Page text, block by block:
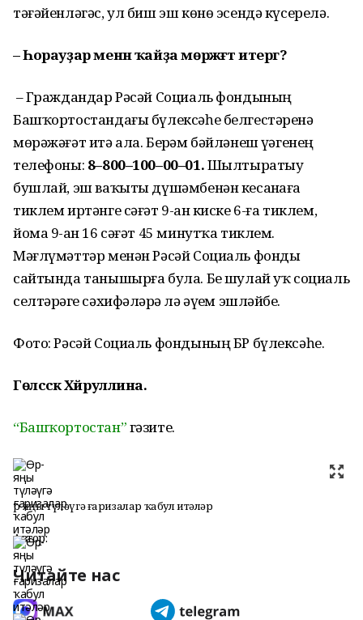
тәғәйенләгәс, ул биш эш көнө эсендә күсерелә.
– Һорауҙар менән ҡайҙа мөрәжәғәт итергә?
– Граждандар Рәсәй Социаль фондының
Башҡортостандағы бүлексәһе белгестәренә
мөрәжәғәт итә ала. Берҙәм бәйләнеш үҙәгенең
телефоны: 8–800–100–00–01.Шылтыратыу
бушлай, эш ваҡыты дүшәмбенән кесаҙнаға
тиклем иртәнге сәғәт 9-ҙан киске 6-ға тиклем,
йома 9-ҙан 16 сәғәт 45 минутҡа тиклем.
Мәғлүмәттәр менән Рәсәй Социаль фонды
сайтында танышырға була. Беҙ шулай уҡ социаль
селтәрҙәге сәхифәләрҙә лә әүҙем эшләйбеҙ.
Фото: Рәсәй Социаль фондының БР бүлексәһе.
Гөлсәсәк Хәйруллина.
“Башҡортостан”гәзите.
Өр-яңы түләүгә ғаризалар ҡабул итәләр
Автор:
Читайте нас